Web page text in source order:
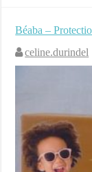
Béaba –
celine.durindel